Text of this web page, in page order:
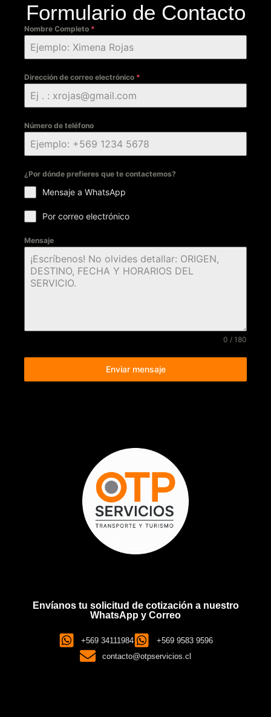
Formulario de Contacto
Nombre Completo *
Dirección de correo electrónico *
Número de teléfono
¿Por dónde prefieres que te contactemos?
Mensaje a WhatsApp
Por correo electrónico
Mensaje
0 / 180
Enviar mensaje
Envíanos tu solicitud de cotización a nuestro
WhatsApp y Correo
+569 34111984
+569 9583 9596
contacto@otpservicios.cl